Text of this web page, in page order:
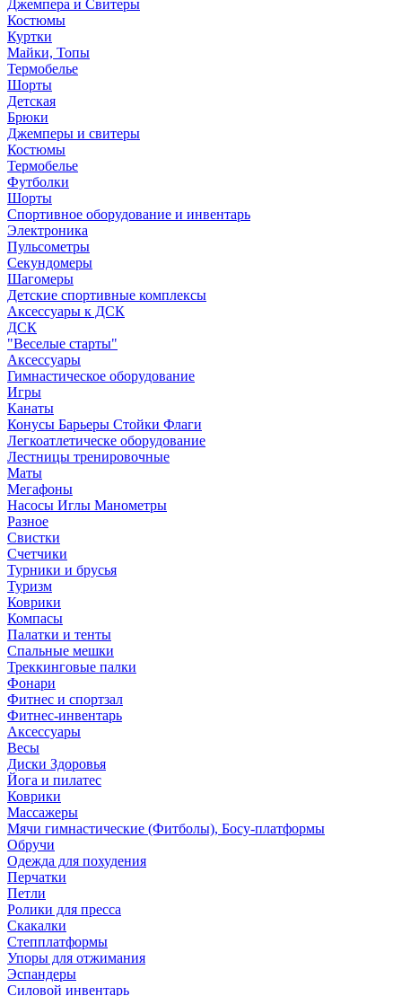
Джемпера и Свитеры
Костюмы
Куртки
Майки, Топы
Термобелье
Шорты
Детская
Брюки
Джемперы и свитеры
Костюмы
Термобелье
Футболки
Шорты
Спортивное оборудование и инвентарь
Электроника
Пульсометры
Секундомеры
Шагомеры
Детские спортивные комплексы
Аксессуары к ДСК
ДСК
"Веселые старты"
Аксессуары
Гимнастическое оборудование
Игры
Канаты
Конусы Барьеры Стойки Флаги
Легкоатлетическе оборудование
Лестницы тренировочные
Маты
Мегафоны
Насосы Иглы Манометры
Разное
Свистки
Счетчики
Турники и брусья
Туризм
Коврики
Компасы
Палатки и тенты
Спальные мешки
Треккинговые палки
Фонари
Фитнес и спортзал
Фитнес-инвентарь
Аксессуары
Весы
Диски Здоровья
Йога и пилатес
Коврики
Массажеры
Мячи гимнастические (Фитболы), Босу-платформы
Обручи
Одежда для похудения
Перчатки
Петли
Ролики для пресса
Скакалки
Степплатформы
Упоры для отжимания
Эспандеры
Силовой инвентарь